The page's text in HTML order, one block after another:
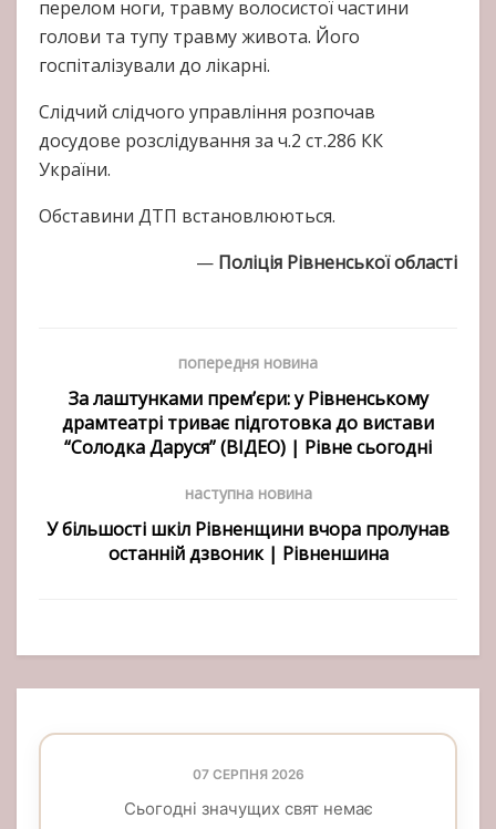
перелом ноги, травму волосистої частини
голови та тупу травму живота. Його
госпіталізували до лікарні.
Слідчий слідчого управління розпочав
досудове розслідування за ч.2 ст.286 КК
України.
Обставини ДТП встановлюються.
— Поліція Рівненської області
попередня новина
За лаштунками прем’єри: у Рівненському
драмтеатрі триває підготовка до вистави
“Солодка Даруся” (ВІДЕО) | Рівне сьогодні
наступна новина
У більшості шкіл Рівненщини вчора пролунав
останній дзвоник | Рівненшина
07 СЕРПНЯ 2026
Сьогодні значущих свят немає